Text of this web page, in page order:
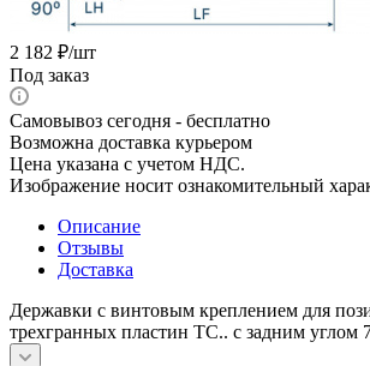
2 182 ₽/шт
Под заказ
Самовывоз сегодня - бесплатно
Возможна доставка курьером
Цена указана с учетом НДС.
Изображение носит ознакомительный
Описание
Отзывы
Доставка
Державки с винтовым креплением для
трехгранных пластин TС.. с задним углом